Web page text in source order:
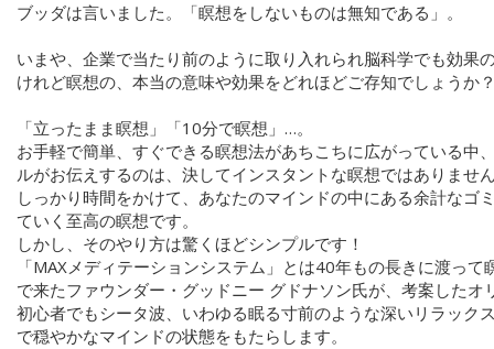
ブッダは言いました。「瞑想をしないものは無知である」。
いまや、企業で当たり前のように取り入れられ脳科学でも効果
けれど瞑想の、本当の意味や効果をどれほどご存知でしょうか
「立ったまま瞑想」「10分で瞑想」…。
お手軽で簡単、すぐできる瞑想法があちこちに広がっている中
ルがお伝えするのは、決してインスタントな瞑想ではありませ
しっかり時間をかけて、あなたのマインドの中にある余計なゴ
ていく至高の瞑想です。
しかし、そのやり方は驚くほどシンプルです！
「MAXメディテーションシステム」とは40年もの長きに渡っ
で来たファウンダー・グッドニー グドナソン氏が、考案したオ
初心者でもシータ波、いわゆる眠る寸前のような深いリラック
で穏やかなマインドの状態をもたらします。